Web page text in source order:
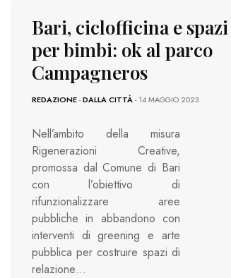
Bari, ciclofficina e spazi
per bimbi: ok al parco
Campagneros
REDAZIONE-DALLA CITTÀ- 14 MAGGIO 2023
Nell’ambito della misura
Rigenerazioni Creative,
promossa dal Comune di Bari
con l’obiettivo di
rifunzionalizzare aree
pubbliche in abbandono con
interventi di greening e arte
pubblica per costruire spazi di
relazione…